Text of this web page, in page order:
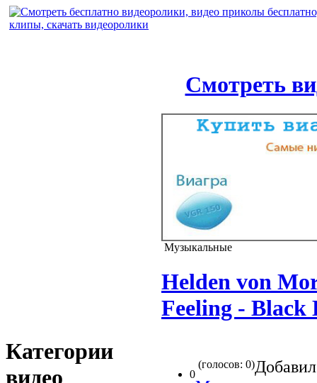
Смотреть
Категории
видео
Музыкальные
Helden von
Feeling - Black
0
(голосов: 0)